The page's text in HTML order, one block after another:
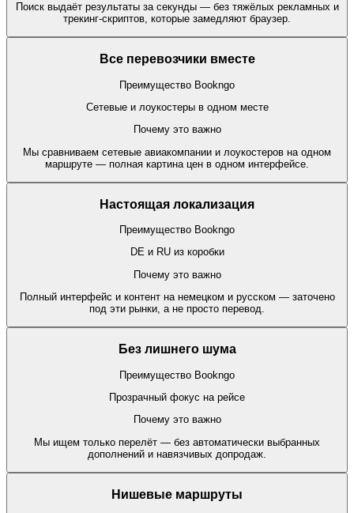
Поиск выдаёт результаты за секунды — без тяжёлых рекламных и
трекинг-скриптов, которые замедляют браузер.
Все перевозчики вместе
Преимущество Bookngo
Сетевые и лоукостеры в одном месте
Почему это важно
Мы сравниваем сетевые авиакомпании и лоукостеров на одном
маршруте — полная картина цен в одном интерфейсе.
Настоящая локализация
Преимущество Bookngo
DE и RU из коробки
Почему это важно
Полный интерфейс и контент на немецком и русском — заточено
под эти рынки, а не просто перевод.
Без лишнего шума
Преимущество Bookngo
Прозрачный фокус на рейсе
Почему это важно
Мы ищем только перелёт — без автоматически выбранных
дополнений и навязчивых допродаж.
Нишевые маршруты